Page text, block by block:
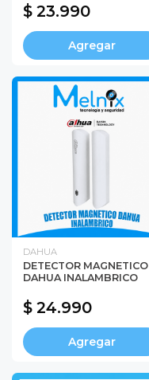
$ 23.990
Agregar
DAHUA
DETECTOR MAGNETICO
DAHUA INALAMBRICO
$ 24.990
Agregar